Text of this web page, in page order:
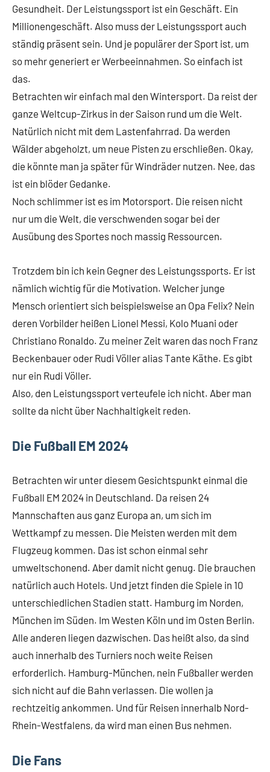
Gesundheit. Der Leistungssport ist ein Geschäft. Ein
Millionengeschäft. Also muss der Leistungssport auch
ständig präsent sein. Und je populärer der Sport ist, um
so mehr generiert er Werbeeinnahmen. So einfach ist
das.
Betrachten wir einfach mal den Wintersport. Da reist der
ganze Weltcup-Zirkus in der Saison rund um die Welt.
Natürlich nicht mit dem Lastenfahrrad. Da werden
Wälder abgeholzt, um neue Pisten zu erschließen. Okay,
die könnte man ja später für Windräder nutzen. Nee, das
ist ein blöder Gedanke.
Noch schlimmer ist es im Motorsport. Die reisen nicht
nur um die Welt, die verschwenden sogar bei der
Ausübung des Sportes noch massig Ressourcen.
Trotzdem bin ich kein Gegner des Leistungssports. Er ist
nämlich wichtig für die Motivation. Welcher junge
Mensch orientiert sich beispielsweise an Opa Felix? Nein
deren Vorbilder heißen Lionel Messi, Kolo Muani oder
Christiano Ronaldo. Zu meiner Zeit waren das noch Franz
Beckenbauer oder Rudi Völler alias Tante Käthe. Es gibt
nur ein Rudi Völler.
Also, den Leistungssport verteufele ich nicht. Aber man
sollte da nicht über Nachhaltigkeit reden.
Die Fußball EM 2024
Betrachten wir unter diesem Gesichtspunkt einmal die
Fußball EM 2024 in Deutschland. Da reisen 24
Mannschaften aus ganz Europa an, um sich im
Wettkampf zu messen. Die Meisten werden mit dem
Flugzeug kommen. Das ist schon einmal sehr
umweltschonend. Aber damit nicht genug. Die brauchen
natürlich auch Hotels. Und jetzt finden die Spiele in 10
unterschiedlichen Stadien statt. Hamburg im Norden,
München im Süden. Im Westen Köln und im Osten Berlin.
Alle anderen liegen dazwischen. Das heißt also, da sind
auch innerhalb des Turniers noch weite Reisen
erforderlich. Hamburg-München, nein Fußballer werden
sich nicht auf die Bahn verlassen. Die wollen ja
rechtzeitig ankommen. Und für Reisen innerhalb Nord-
Rhein-Westfalens, da wird man einen Bus nehmen.
Die Fans